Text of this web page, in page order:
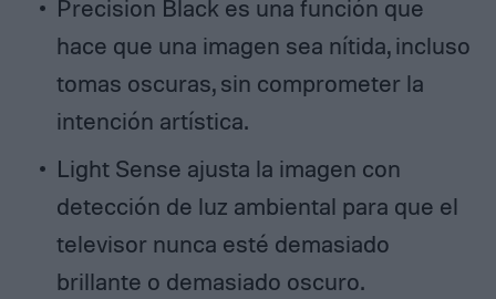
Precision Black es una función que
hace que una imagen sea nítida, incluso
tomas oscuras, sin comprometer la
intención artística.
Light Sense ajusta la imagen con
detección de luz ambiental para que el
televisor nunca esté demasiado
brillante o demasiado oscuro.